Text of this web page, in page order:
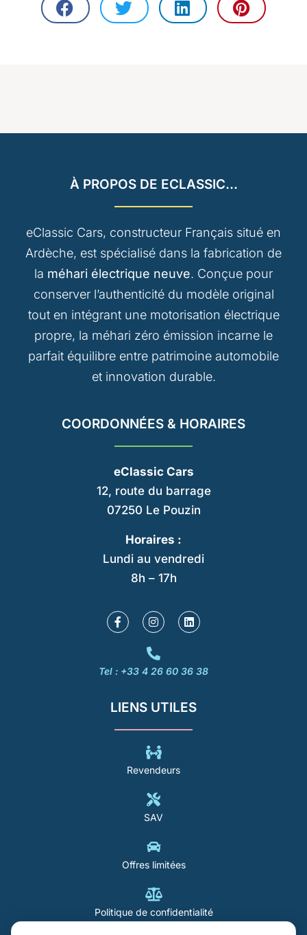
À PROPOS DE ECLASSIC...
eClassic Cars, constructeur Français situé en
Ardèche, est spécialisé dans la fabrication de
la méhari électrique neuve. Conçue pour
conserver l’authenticité du modèle original
tout en intégrant une motorisation électrique
propre, la méhari zéro émission incarne le
parfait équilibre entre patrimoine automobile
et innovation durable.
COORDONNÉES & HORAIRES
eClassic Cars
12, route du barrage
07250 Le Pouzin
Horaires :
Lundi au vendredi
8h – 17h
Tel : +33 4 26 60 36 38
LIENS UTILES
Revendeurs
SAV
Offres limitées
Politique de confidentialité